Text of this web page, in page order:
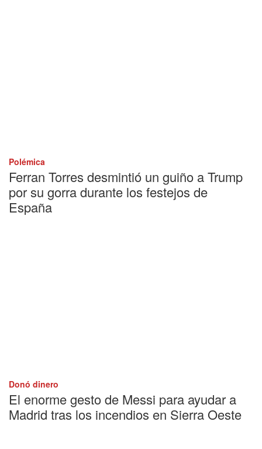
Polémica
Ferran Torres desmintió un guiño a Trump
por su gorra durante los festejos de
España
Donó dinero
El enorme gesto de Messi para ayudar a
Madrid tras los incendios en Sierra Oeste